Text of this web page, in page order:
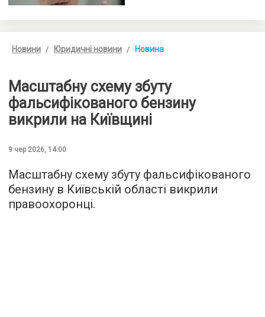
Новини Юридичні новини Новина
Масштабну схему збуту
фальсифікованого бензину
викрили на Київщині
9 чер 2026, 14:00
Масштабну схему збуту фальсифікованого
бензину в Київській області викрили
правоохоронці.